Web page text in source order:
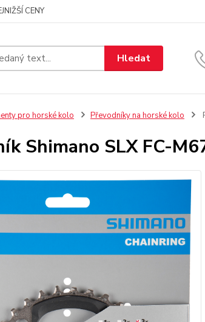
CENY
Hledat
pro horské kolo Převodníky na horské kolo
Shimano SLX FC-